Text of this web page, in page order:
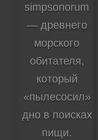
simpsonorum
— древнего
морского
обитателя,
который
«пылесосил»
дно в поисках
пищи.